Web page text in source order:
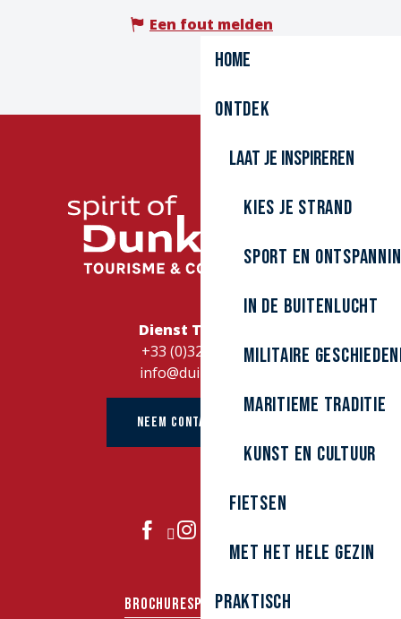
Home
Ontdek
Laat je inspireren
Kies je strand
Sport en
In de buitenlucht
Militaire
Maritieme traditie
kunst en cultuur
Fietsen
Met het hele gezin
Praktisch
Een fout melden
Dienst Toerisme
+33 (0)328262728
info@duinkerke.fr
NEEM CONTACT OP MET
BROCHURESPERSGROEPEN